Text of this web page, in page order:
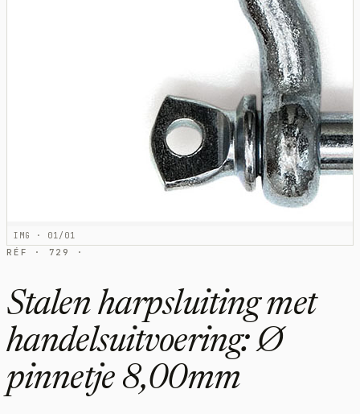
IMG · 01/01
RÉF · 729 ·
Stalen harpsluiting met
handelsuitvoering: Ø
pinnetje 8,00mm